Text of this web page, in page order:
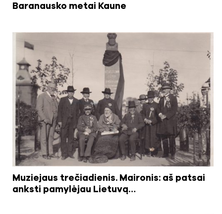
Baranausko metai Kaune
Muziejaus trečiadienis. Maironis: aš patsai
anksti pamylėjau Lietuvą…